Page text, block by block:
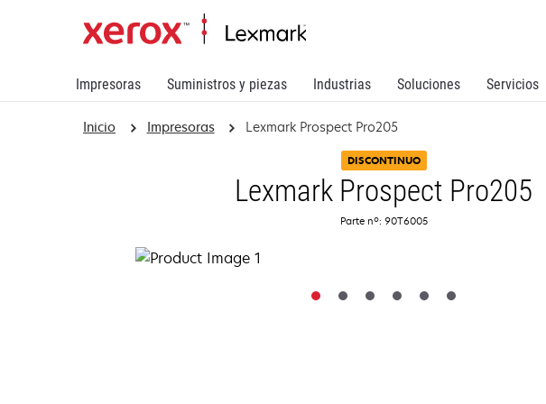
Impresoras Suministros y piezas Industrias Soluciones Servicios
Inicio Impresoras Lexmark Prospect Pro205
DISCONTINUO
Lexmark Prospect Pro205
Parte nº: 90T6005